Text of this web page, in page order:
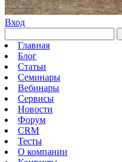
Вход
Главная
Блог
Статьи
Семинары
Вебинары
Сервисы
Новости
Форум
CRM
Тесты
О компании